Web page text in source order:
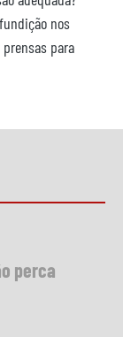
nos
para
perca